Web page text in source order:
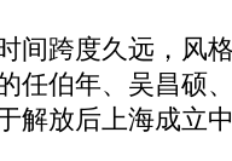
跨度久远，风
任伯年、吴昌硕
解放后上海成立